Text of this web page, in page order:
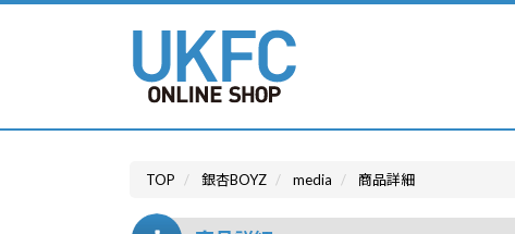
TOP 銀杏BOYZ media 商品詳細